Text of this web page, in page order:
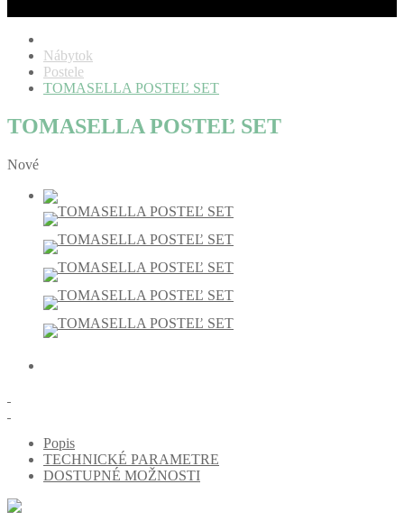
Nábytok
Postele
TOMASELLA POSTEĽ SET
TOMASELLA POSTEĽ SET
Nové
Popis
TECHNICKÉ PARAMETRE
DOSTUPNÉ MOŽNOSTI